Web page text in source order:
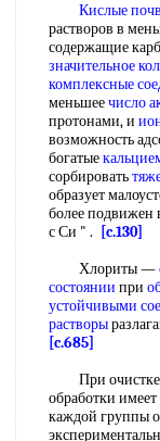
Кислые
растворов в
содержащие
значительное
комплексные
меньшеечисло
протонами, и
возможность
богатые
сорбировать
образует
более подвижен
с Си " .
[c.130]
Хлориты —
состоянии при
устойчивыми
растворы
[c.685]
При очистке
обработки
каждой группы